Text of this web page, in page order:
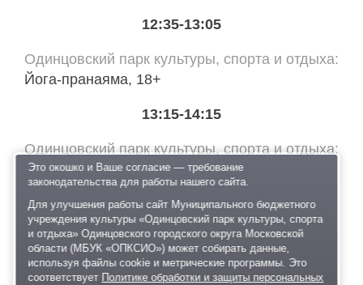
12:35-13:05
Одинцовский парк культуры, спорта и отдыха
Йога-пранаяма, 18+
13:15-14:15
Одинцовский парк культуры, спорта и отдыха
Йога-нидра (медитативный класс), 18+
14:00-15:00
Одинцовский парк культуры, спорта и отдыха
Творческий мастер-класс, 6+
Это окошко и Ваше согласие — требование
законодательства для работы нашего сайта.
Для улучшения работы сайт Муниципального бюджетного
учреждения культуры «Одинцовский парк культуры, спорта
и отдыха» Одинцовского городского округа Московской
области (МБУК «ОПКСИО») может собирать данные,
используя файлы cookie и метрические программы. Это
соответствует Политике обработки и защиты персональных